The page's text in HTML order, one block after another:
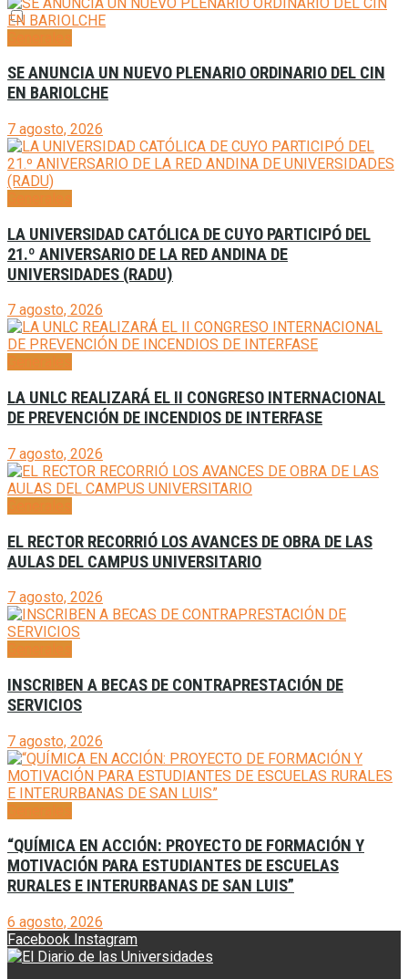
SE ANUNCIA UN NUEVO PLENARIO ORDINARIO DEL CIN
EN BARIOLCHE
7 agosto, 2026
LA UNIVERSIDAD CATÓLICA DE CUYO PARTICIPÓ DEL
21.º ANIVERSARIO DE LA RED ANDINA DE
UNIVERSIDADES (RADU)
7 agosto, 2026
LA UNLC REALIZARÁ EL II CONGRESO INTERNACIONAL
DE PREVENCIÓN DE INCENDIOS DE INTERFASE
7 agosto, 2026
EL RECTOR RECORRIÓ LOS AVANCES DE OBRA DE LAS
AULAS DEL CAMPUS UNIVERSITARIO
7 agosto, 2026
INSCRIBEN A BECAS DE CONTRAPRESTACIÓN DE
SERVICIOS
7 agosto, 2026
“QUÍMICA EN ACCIÓN: PROYECTO DE FORMACIÓN Y
MOTIVACIÓN PARA ESTUDIANTES DE ESCUELAS
RURALES E INTERURBANAS DE SAN LUIS”
6 agosto, 2026
Facebook Instagram